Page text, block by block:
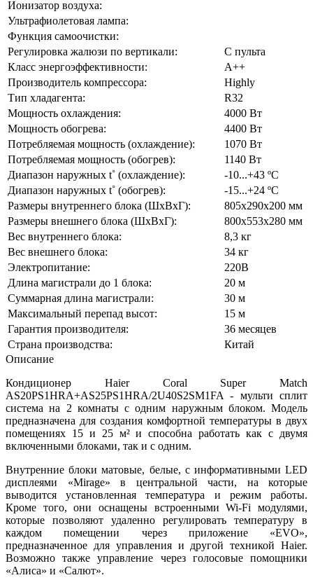
Ионизатор воздуха:
Ультрафиолетовая лампа:
Функция самоочистки:
Регулировка жалюзи по вертикали:
С пульта
Класс энергоэффективности:
А++
Производитель компрессора:
Highly
Тип хладагента:
R32
Мощность охлаждения:
4000 Вт
Мощность обогрева:
4400 Вт
Потребляемая мощность (охлаждение):
1070 Вт
Потребляемая мощность (обогрев):
1140 Вт
Диапазон наружных t˚ (охлаждение):
-10...+43 ºС
Диапазон наружных t˚ (обогрев):
-15...+24 ºС
Размеры внутреннего блока (ШхВхГ):
805х290х200 мм
Размеры внешнего блока (ШхВхГ):
800х553х280 мм
Вес внутреннего блока:
8,3 кг
Вес внешнего блока:
34 кг
Электропитание:
220В
Длина магистрали до 1 блока:
20 м
Суммарная длина магистрали:
30 м
Максимальный перепад высот:
15 м
Гарантия производителя:
36 месяцев
Страна производства:
Китай
Описание
Кондиционер Haier Coral Super Match
AS20PS1HRA+AS25PS1HRA/2U40S2SM1FA - мульти сплит
система на 2 комнаты с одним наружным блоком. Модель
предназначена для создания комфортной температуры в двух
помещениях 15 и 25 м² и способна работать как с двумя
включенными блоками, так и с одним.
Внутренние блоки матовые, белые, с информативными LED
дисплеями «Mirage» в центральной части, на которые
выводится установленная температура и режим работы.
Кроме того, они оснащены встроенными Wi-Fi модулями,
которые позволяют удаленно регулировать температуру в
каждом помещении через приложение «EVO»,
предназначенное для управления и другой техникой Haier.
Возможно также управление через голосовые помощники
«Алиса» и «Салют».